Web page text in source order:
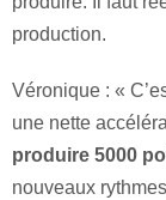
production.
Véronique : «
une nette
produire 5000
nouveaux